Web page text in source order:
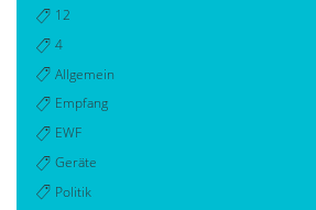
12
4
Allgemein
Empfang
EWF
Geräte
Politik